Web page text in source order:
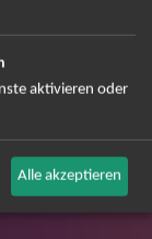
aktivieren oder
Alle akzeptieren